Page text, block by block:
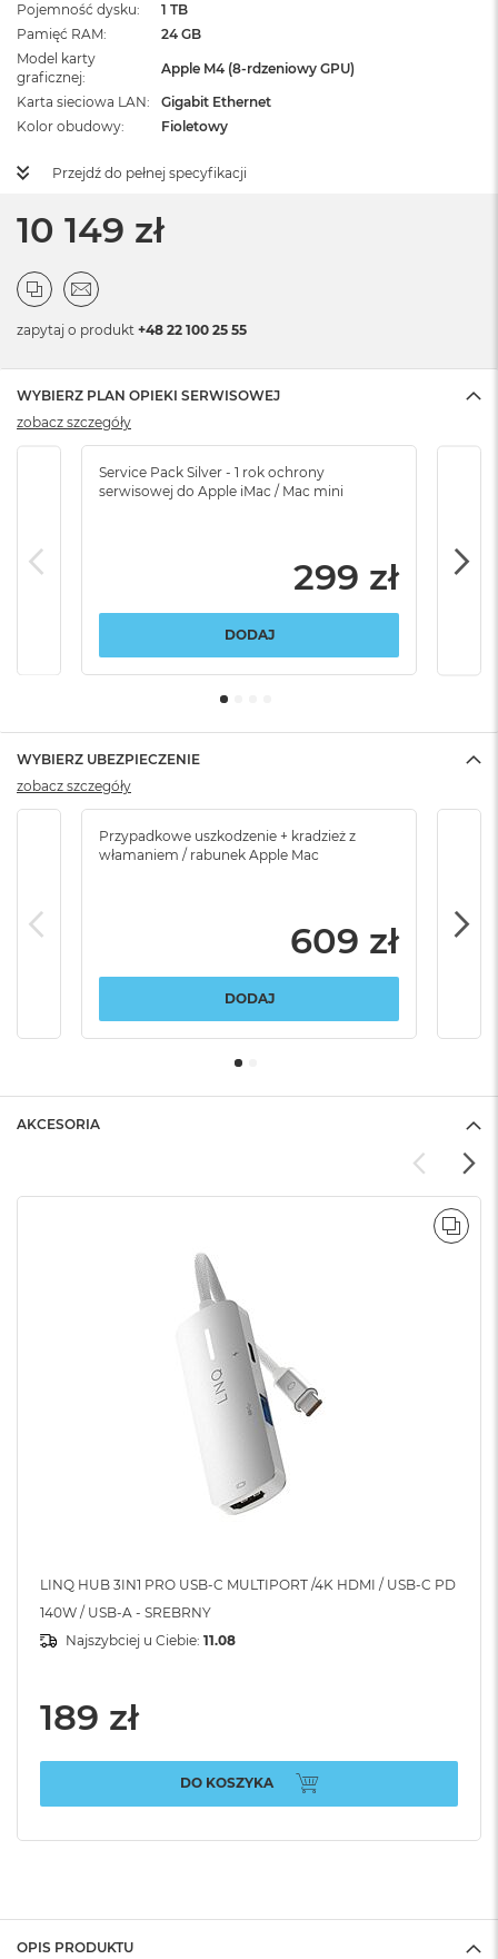
Pojemność dysku
1 TB
Pamięć RAM
24 GB
Model karty
graficznej
Apple M4 (8-rdzeniowy GPU)
Karta sieciowa LAN
Gigabit Ethernet
Kolor obudowy
Fioletowy
Przejdź do pełnej specyfikacji
10 149 zł
zapytaj o produkt +48 22 100 25 55
WYBIERZ PLAN OPIEKI SERWISOWEJ
Service Pack Silver - 1 rok ochrony
serwisowej do Apple iMac / Mac mini
299 zł
DODAJ
zobacz szczegóły
WYBIERZ UBEZPIECZENIE
Przypadkowe uszkodzenie + kradzież z
włamaniem / rabunek Apple Mac
609 zł
DODAJ
zobacz szczegóły
AKCESORIA
LINQ HUB 3IN1 PRO USB-C MULTIPORT /4K HDMI / USB-C PD
140W / USB-A - SREBRNY
Najszybciej u Ciebie: 11.08
189 zł
DO KOSZYKA
OPIS PRODUKTU